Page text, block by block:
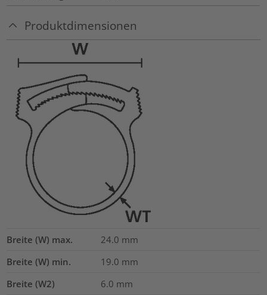
Produktdimensionen
Breite (W) max. 24.0 mm
Breite (W) min.
19.0 mm
Breite (W2)
6.0 mm